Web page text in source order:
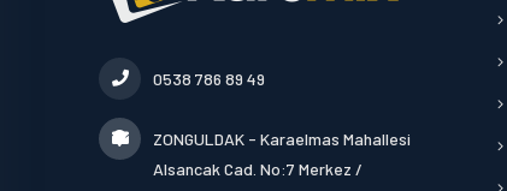
0538 786 89 49
ZONGULDAK - Karaelmas Mahallesi
Alsancak Cad. No:7 Merkez /